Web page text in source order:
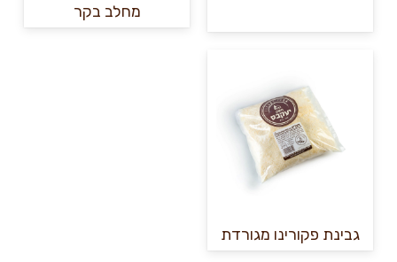
מחלב בקר
גבינת פקורינו מגורדת